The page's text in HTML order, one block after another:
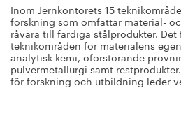
Inom Jernkontorets 15
forskning som omfattar material-
råvara till färdiga stålprodukter. Det
teknikområden för materialens
analytisk kemi, oförstörande
pulvermetallurgi samt
för forskning och utbildning leder